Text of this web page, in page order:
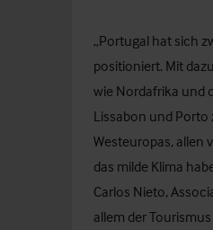
„Portugal hat sich
positioniert. Mit
wie Nordafrika und
Lissabon und
Westeuropas, allen
das milde Klima
Carlos Nieto,
allem der